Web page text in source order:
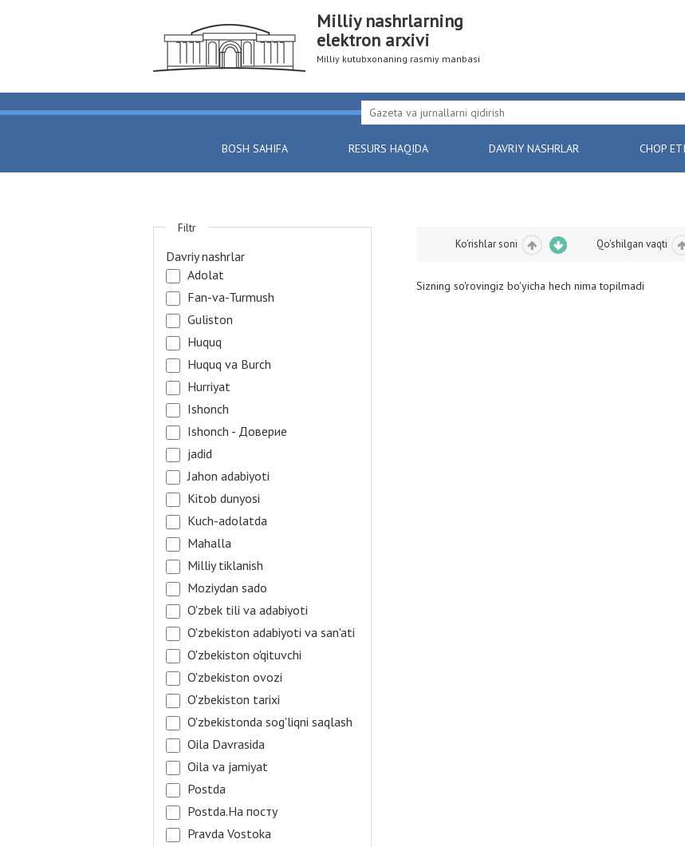
Milliy nashrlarning
elektron arxivi
Milliy kutubxonaning rasmiy manbasi
BOSH SAHIFA RESURS HAQIDA DAVRIY NASHRLAR CHOP
Ko'rishlar soni Qo'shilgan vaqti
Sizning so'rovingiz bo'yicha hech nima topilmadi
Filtr
Davriy nashrlar
Adolat
Fan-va-Turmush
Guliston
Huquq
Huquq va Burch
Hurriyat
Ishonch
Ishonch - Доверие
jadid
Jahon adabiyoti
Kitob dunyosi
Kuch-adolatda
Mahalla
Milliy tiklanish
Moziydan sado
O'zbek tili va adabiyoti
O'zbekiston adabiyoti va san'ati
O'zbekiston o'qituvchi
O'zbekiston ovozi
O'zbekiston tarixi
O'zbekistonda sog'liqni saqlash
Oila Davrasida
Oila va jamiyat
Postda
Postda.На посту
Pravda Vostoka